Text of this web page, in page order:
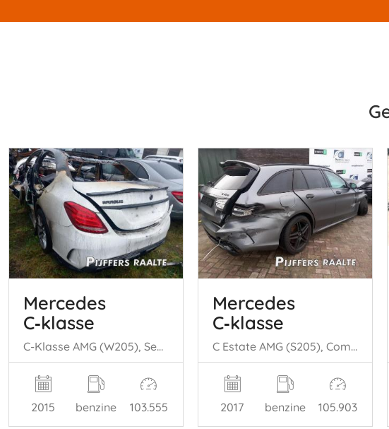
Mercedes
C‑klasse
C-Klasse AMG (W205), Sedan, 2014 / 2021 C-63 S,Edition 1 AMG 4.0 V8 Biturbo
2015 benzine 103.555
Mercedes
C‑klasse
C Estate AMG (S205), Combi, 2015 / 2021 C-43 AMG 3.0 V6 24V Turbo 4-Matic
2017 benzine 105.903